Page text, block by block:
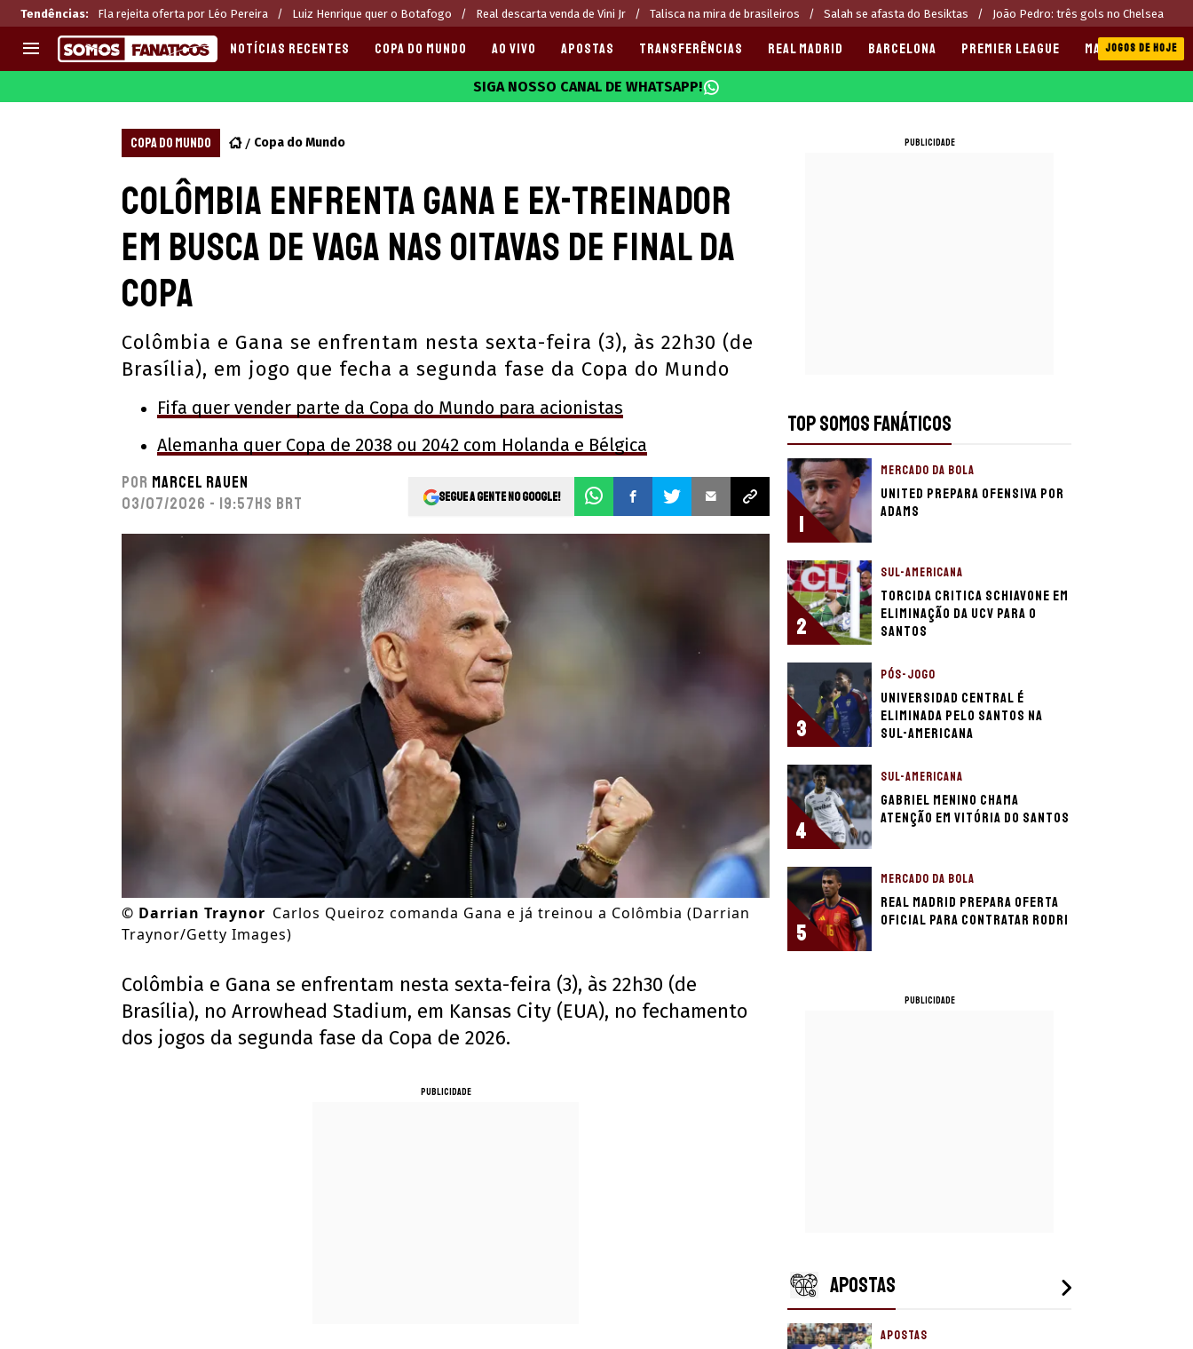
Tendências: Fla rejeita oferta por Léo Pereira Luiz Henrique quer o Botafogo Real descarta venda de Vini Jr Talisca na mira de brasileiros Salah se afasta do Besiktas João Pedro: três gols no Chelsea
CHAMPIONS LEAGUE
PREMIER LEAGUE
LIGA PORTUGUESA
Melhores sites de apostas 2025
Últimas
CASAS DE APOSTAS
CÓDIGOS e OFERTAS
APPS
NOTÍCIAS RECENTES COPA DO MUNDO AO VIVO APOSTAS TRANSFERÊNCIAS REAL MADRID BARCELONA PREMIER LEAGUE MANCHESTER CITY
JOGOS DE HOJE
SIGA NOSSO CANAL DE WHATSAPP!
COPA DO MUNDO Copa do Mundo
Colômbia enfrenta Gana e ex-treinador
em busca de vaga nas oitavas de final da
Copa
Colômbia e Gana se enfrentam nesta sexta-feira (3), às 22h30 (de
Brasília), em jogo que fecha a segunda fase da Copa do Mundo
Fifa quer vender parte da Copa do Mundo para acionistas
Alemanha quer Copa de 2038 ou 2042 com Holanda e Bélgica
Por Marcel Rauen
03/07/2026 - 19:57hs BRT
Segue a gente no Google!
© Darrian Traynor Carlos Queiroz comanda Gana e já treinou a Colômbia (Darrian
Traynor/Getty Images)
Colômbia e Gana se enfrentam nesta sexta-feira (3), às 22h30 (de
Brasília), no Arrowhead Stadium, em Kansas City (EUA), no fechamento
dos jogos da segunda fase da Copa de 2026.
PUBLICIDADE
PUBLICIDADE
TOP SOMOS FANÁTICOS
1
MERCADO DA BOLA
United prepara ofensiva por
Adams
2
SUL-AMERICANA
Torcida critica Schiavone em
eliminação da UCV para o
Santos
3
PÓS-JOGO
Universidad Central é
eliminada pelo Santos na
Sul-Americana
4
SUL-AMERICANA
Gabriel Menino chama
atenção em vitória do Santos
5
MERCADO DA BOLA
Real Madrid prepara oferta
oficial para contratar Rodri
PUBLICIDADE
APOSTAS
APOSTAS